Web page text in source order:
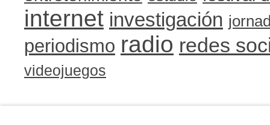
internet investigación
periodismo radio redes
videojuegos